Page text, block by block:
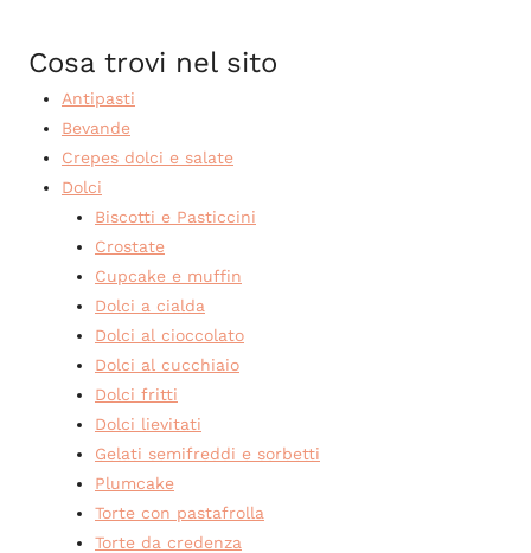
Cosa trovi nel sito
Antipasti
Bevande
Crepes dolci e salate
Dolci
Biscotti e Pasticcini
Crostate
Cupcake e muffin
Dolci a cialda
Dolci al cioccolato
Dolci al cucchiaio
Dolci fritti
Dolci lievitati
Gelati semifreddi e sorbetti
Plumcake
Torte con pastafrolla
Torte da credenza